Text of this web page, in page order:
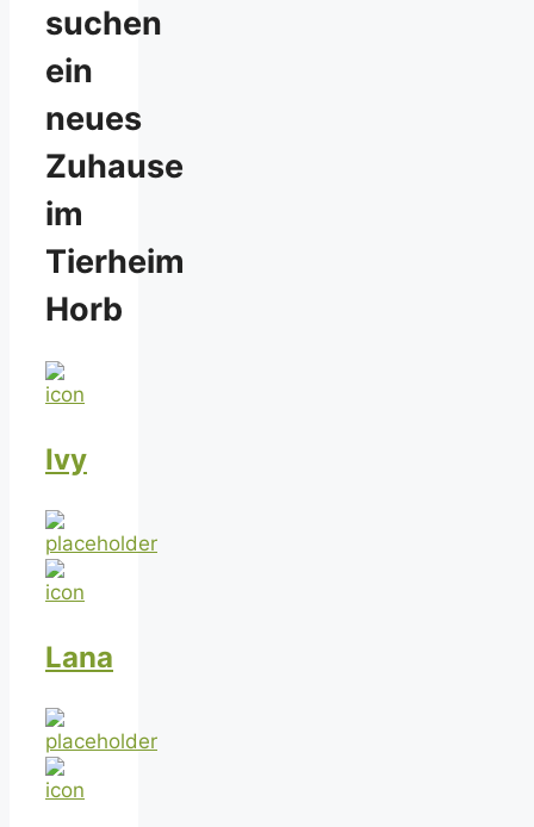
suchen
ein
neues
Zuhause
im
Tierheim
Horb
Ivy
Lana